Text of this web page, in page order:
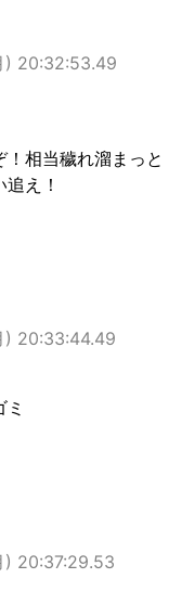
20:32:53.49
相当穢れ溜まっと
え！
20:33:44.49
20:37:29.53